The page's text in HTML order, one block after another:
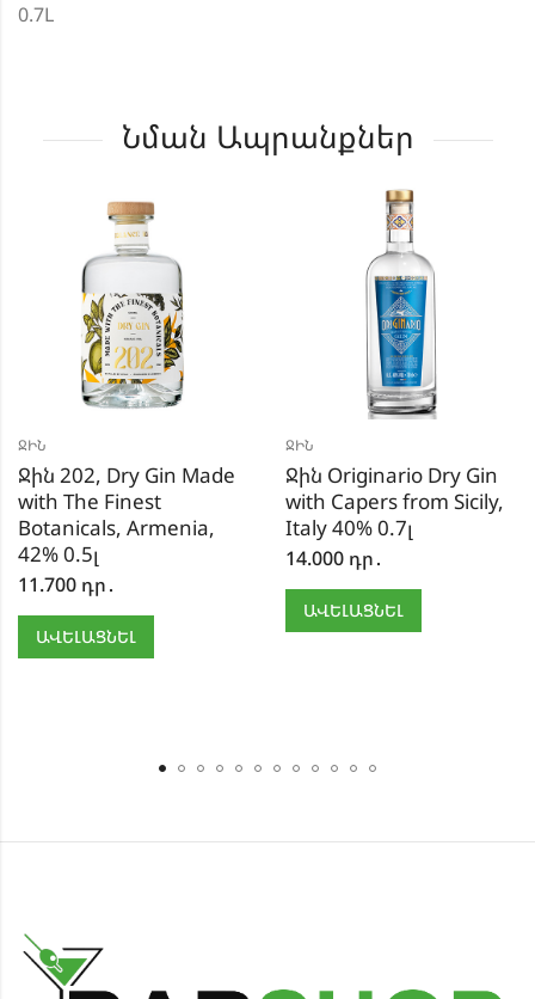
0.7L
Նման Ապրանքներ
ՋԻՆ
Ջին 202, Dry Gin Made
with The Finest
Botanicals, Armenia,
42% 0.5լ
11.700 դր․
ԱՎԵԼԱՑՆԵԼ
ՋԻՆ
Ջին Originario Dry Gin
with Capers from Sicily,
Italy 40% 0.7լ
14.000 դր․
ԱՎԵԼԱՑՆԵԼ